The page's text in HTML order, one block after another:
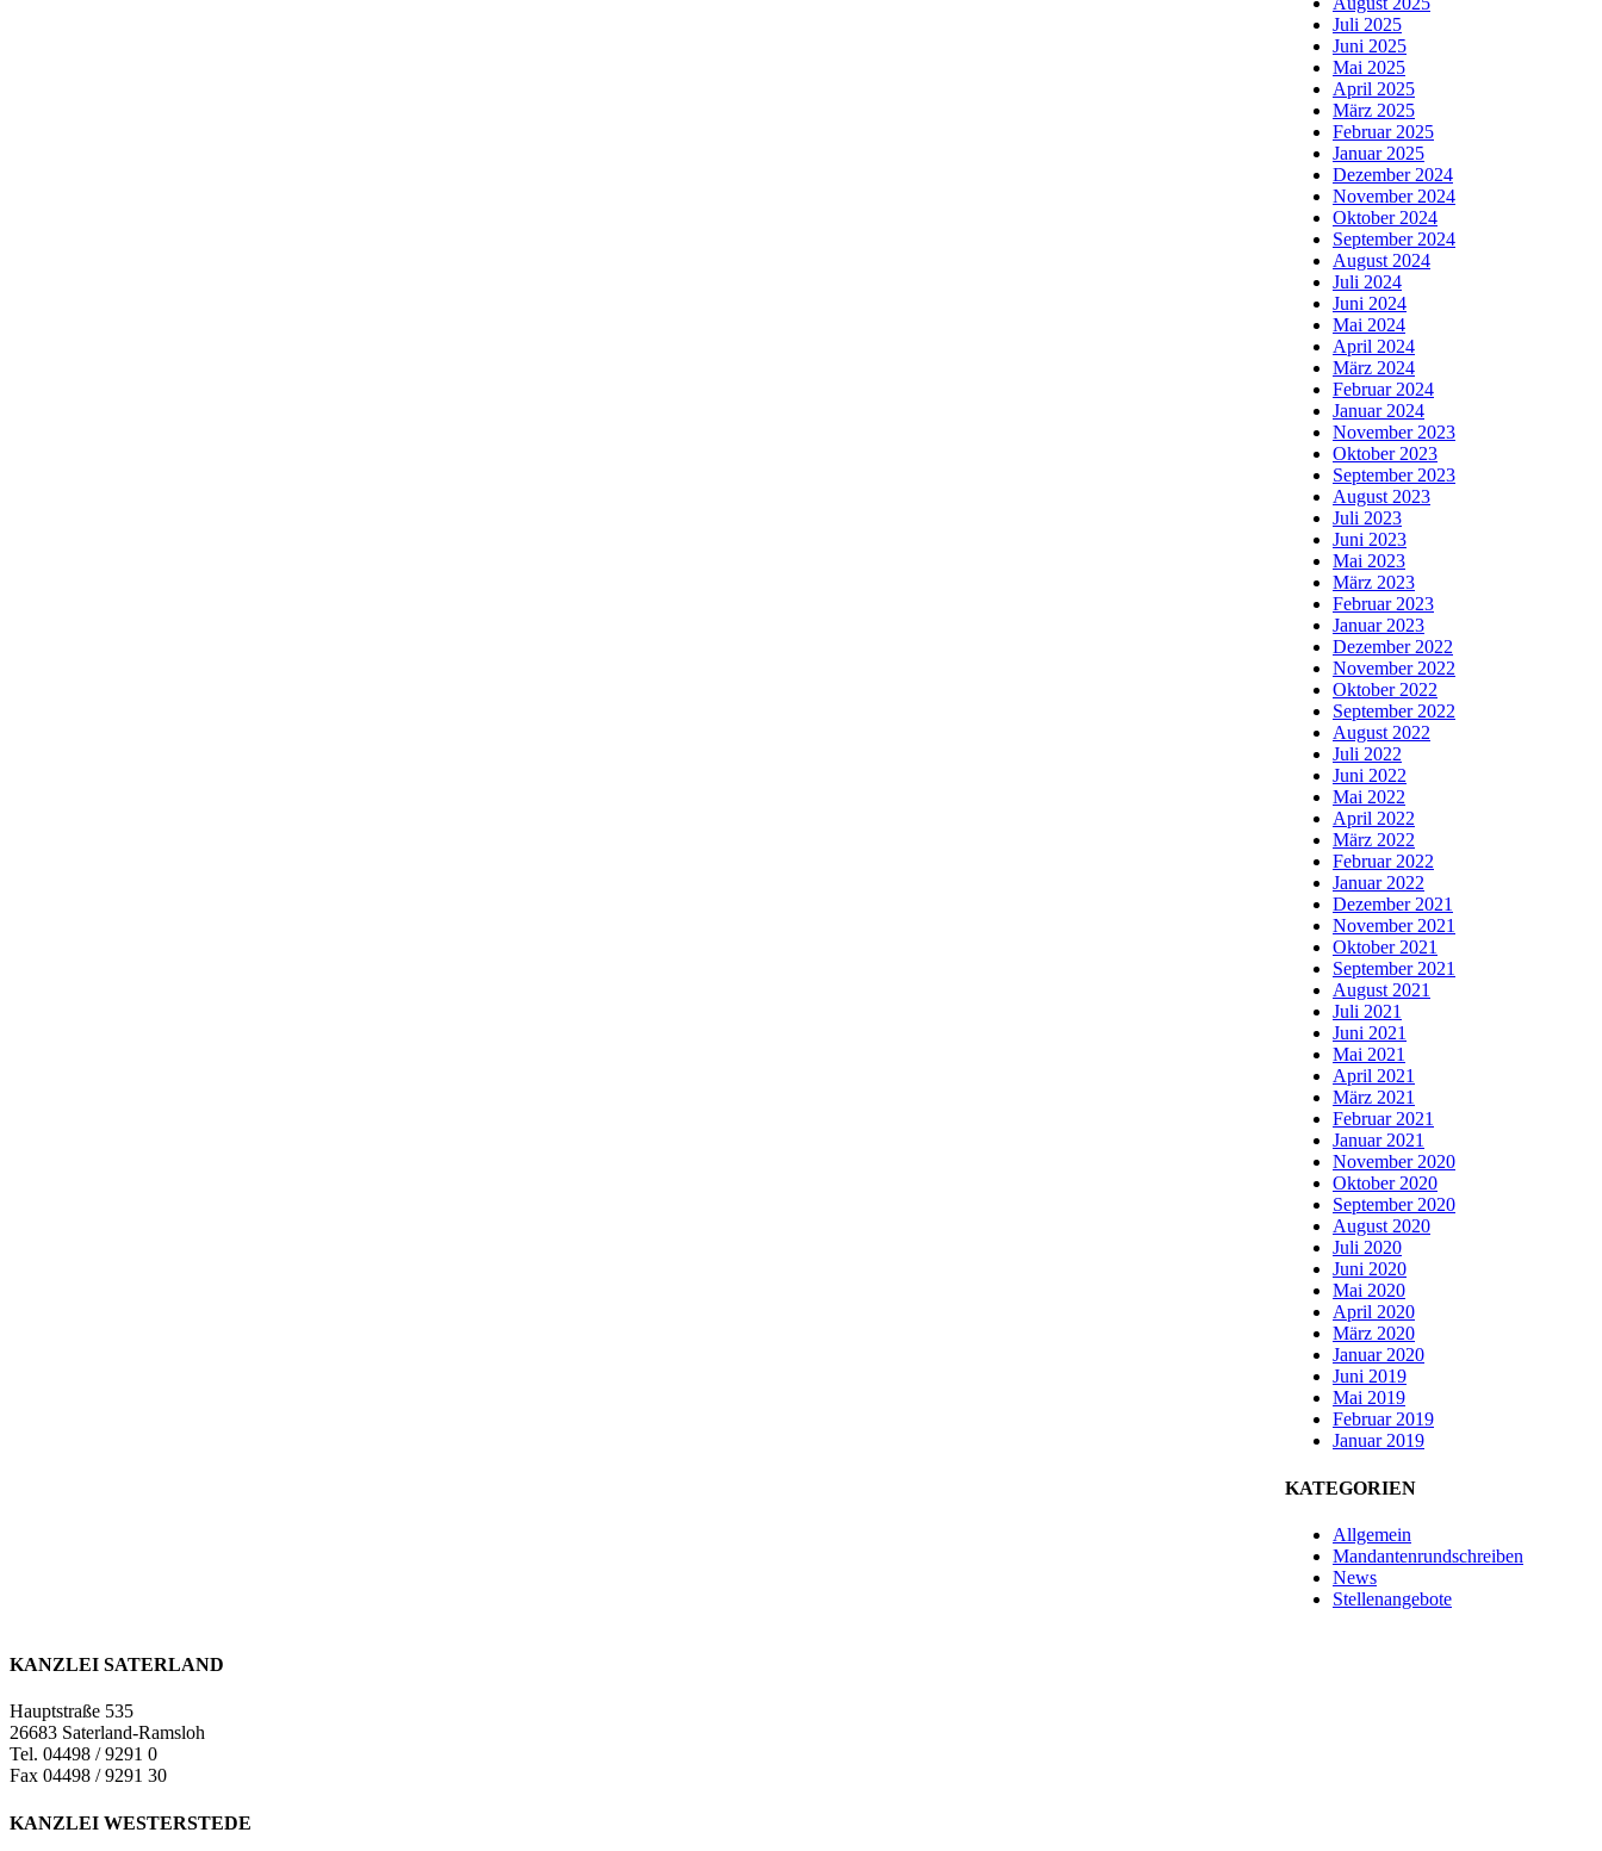
Juli 2025
Juni 2025
Mai 2025
April 2025
März 2025
Februar 2025
Januar 2025
Dezember 2024
November 2024
Oktober 2024
September 2024
August 2024
Juli 2024
Juni 2024
Mai 2024
April 2024
März 2024
Februar 2024
Januar 2024
November 2023
Oktober 2023
September 2023
August 2023
Juli 2023
Juni 2023
Mai 2023
März 2023
Februar 2023
Januar 2023
Dezember 2022
November 2022
Oktober 2022
September 2022
August 2022
Juli 2022
Juni 2022
Mai 2022
April 2022
März 2022
Februar 2022
Januar 2022
Dezember 2021
November 2021
Oktober 2021
September 2021
August 2021
Juli 2021
Juni 2021
Mai 2021
April 2021
März 2021
Februar 2021
Januar 2021
November 2020
Oktober 2020
September 2020
August 2020
Juli 2020
Juni 2020
Mai 2020
April 2020
März 2020
Januar 2020
Juni 2019
Mai 2019
Februar 2019
Januar 2019
KATEGORIEN
Allgemein
Mandantenrundschreiben
News
Stellenangebote
KANZLEI SATERLAND
Hauptstraße 535
26683 Saterland-Ramsloh
Tel. 04498 / 9291 0
Fax 04498 / 9291 30
KANZLEI WESTERSTEDE